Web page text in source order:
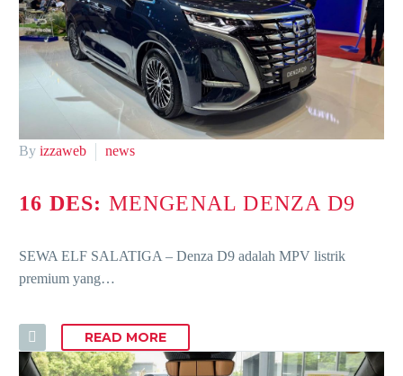
By izzaweb news
16 DES: MENGENAL DENZA D9
SEWA ELF SALATIGA – Denza D9 adalah MPV listrik
premium yang…
READ MORE